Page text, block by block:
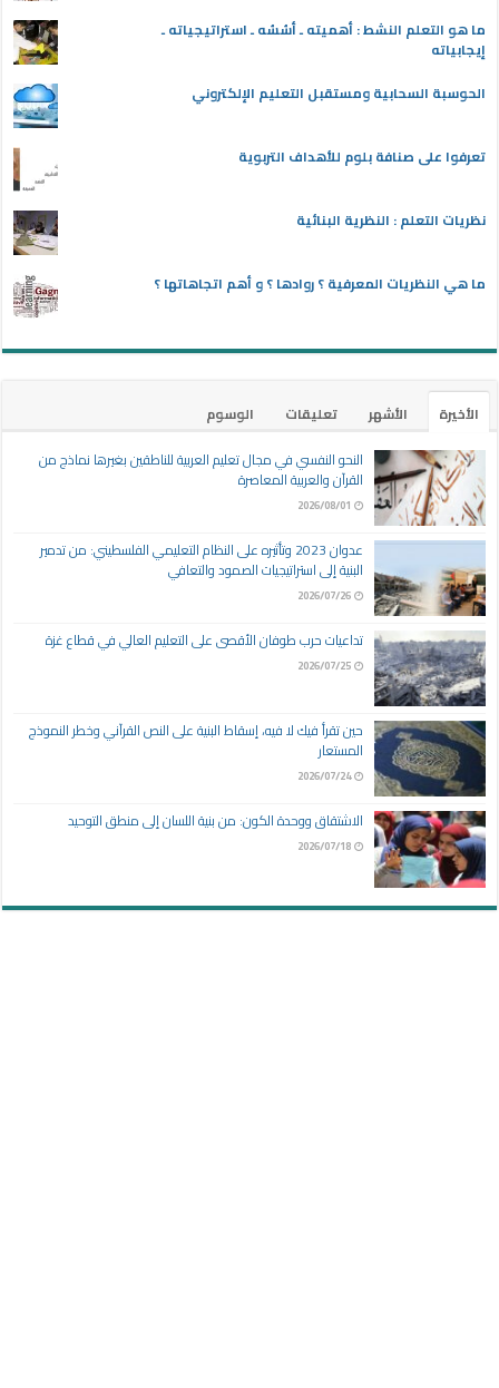
ما هو التعلم النشط : أهميته ـ أسُسُه ـ استراتيجياته ـ
إيجابياته
الحوسبة السحابية ومستقبل التعليم الإلكتروني
تعرفوا على صنافة بلوم للأهداف التربوية
نظريات التعلم : النظرية البنائية
ما هي النظريات المعرفية ؟ روادها ؟ و أهم اتجاهاتها ؟
الأخيرة الأشهر تعليقات
الوسوم
النحو النفسي في مجال تعليم العربية للناطقين بغيرها نماذج من
القرآن والعربية المعاصرة
2026/08/01
عدوان 2023 وتأثيره على النظام التعليمي الفلسطيني: من تدمير
البنية إلى استراتيجيات الصمود والتعافي
2026/07/26
تداعيات حرب طوفان الأقصى على التعليم العالي في قطاع غزة
2026/07/25
حين تقرأ فيك لا فيه، إسقاط البنية على النص القرآني وخطر النموذج
المستعار
2026/07/24
الاشتقاق ووحدة الكون: من بنية اللسان إلى منطق التوحيد
2026/07/18